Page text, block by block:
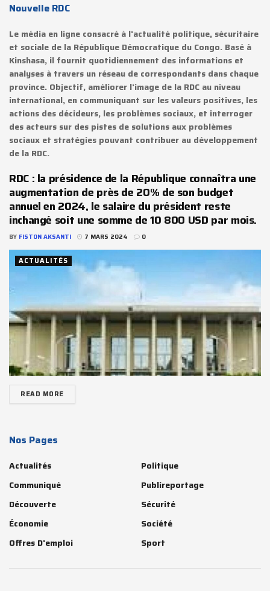
Nouvelle RDC
Le média en ligne consacré à l'actualité politique, sécuritaire
et sociale de la République Démocratique du Congo. Basé à
Kinshasa, il fournit quotidiennement des informations et
analyses à travers un réseau de correspondants dans chaque
province. Objectif, améliorer l'image de la RDC au niveau
international, en communiquant sur les valeurs positives, les
actions des décideurs, les problèmes sociaux, et interroger
des acteurs sur des pistes de solutions aux problèmes
sociaux et stratégies pouvant contribuer au développement
de la RDC.
RDC : la présidence de la République connaîtra une
augmentation de près de 20% de son budget
annuel en 2024, le salaire du président reste
inchangé soit une somme de 10 800 USD par mois.
BY FISTON AKSANTI 7 MARS 2024 0
ACTUALITÉS
READ MORE
Nos Pages
Actualités
Communiqué
Découverte
Économie
Offres D'emploi
Politique
Publireportage
Sécurité
Société
Sport